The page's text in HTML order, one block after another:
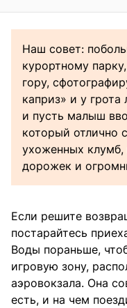
Наш совет:
курортному
гору,
каприз» и у
и пусть малыш
который отлично
ухоженных
дорожек и
Если решите
постарайтесь
Воды пораньше,
игровую зону,
аэровокзала. Она
есть, и на чем